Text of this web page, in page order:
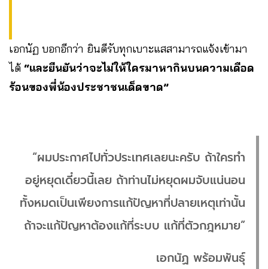
เอกนัฏ บอกอีกว่า ยินดีรับทุกเบาะแสสามารถแจ้งเข้ามา
ได้ “และยืนยันว่าจะไม่ให้ใครมาหากินบนความเดือด
ร้อนของพี่น้องประชาชนเด็ดขาด”
“ผมประกาศไปทั่วประเทศเลยนะครับ ถ้าใครทำ
อยู่หยุดเดี๋ยวนี้เลย ถ้าท่านไม่หยุดผมจับแน่นอน
ทั้งหมดเป็นเพียงการแก้ปัญหาที่ปลายเหตุเท่านั้น
ถ้าจะแก้ปัญหาต้องแก้ที่ระบบ แก้ที่ตัวกฎหมาย”
เอกนัฏ พร้อมพันธุ์